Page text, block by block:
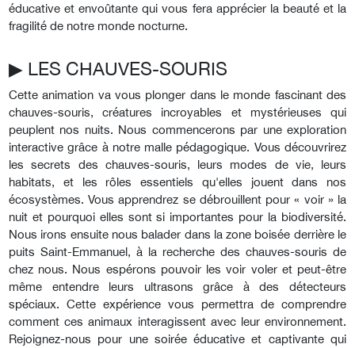
éducative et envoûtante qui vous fera apprécier la beauté et la
fragilité de notre monde nocturne.
▶︎ LES CHAUVES-SOURIS
Cette animation va vous plonger dans le monde fascinant des
chauves-souris, créatures incroyables et mystérieuses qui
peuplent nos nuits. Nous commencerons par une exploration
interactive grâce à notre malle pédagogique. Vous découvrirez
les secrets des chauves-souris, leurs modes de vie, leurs
habitats, et les rôles essentiels qu'elles jouent dans nos
écosystèmes. Vous apprendrez se débrouillent pour « voir » la
nuit et pourquoi elles sont si importantes pour la biodiversité.
Nous irons ensuite nous balader dans la zone boisée derrière le
puits Saint-Emmanuel, à la recherche des chauves-souris de
chez nous. Nous espérons pouvoir les voir voler et peut-être
même entendre leurs ultrasons grâce à des détecteurs
spéciaux. Cette expérience vous permettra de comprendre
comment ces animaux interagissent avec leur environnement.
Rejoignez-nous pour une soirée éducative et captivante qui